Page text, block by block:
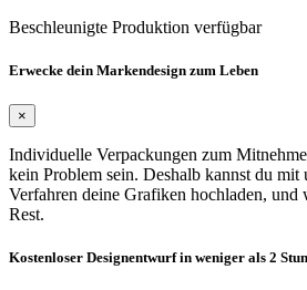
Beschleunigte Produktion verfügbar
Erwecke dein Markendesign zum Leben
×
Individuelle Verpackungen zum
kein Problem sein. Deshalb kannst du mit
Verfahren deine Grafiken hochladen, und
Rest.
Kostenloser Designentwurf in weniger als 2